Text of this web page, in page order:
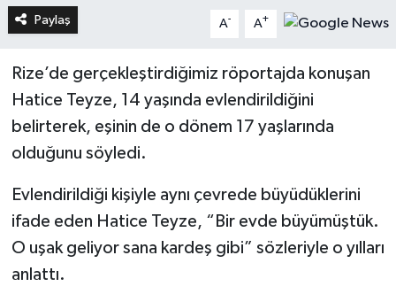
Paylaş A- A+
Rize’de gerçekleştirdiğimiz röportajda konuşan
Hatice Teyze, 14 yaşında evlendirildiğini
belirterek, eşinin de o dönem 17 yaşlarında
olduğunu söyledi.
Evlendirildiği kişiyle aynı çevrede büyüdüklerini
ifade eden Hatice Teyze, “Bir evde büyümüştük.
O uşak geliyor sana kardeş gibi” sözleriyle o yılları
anlattı.